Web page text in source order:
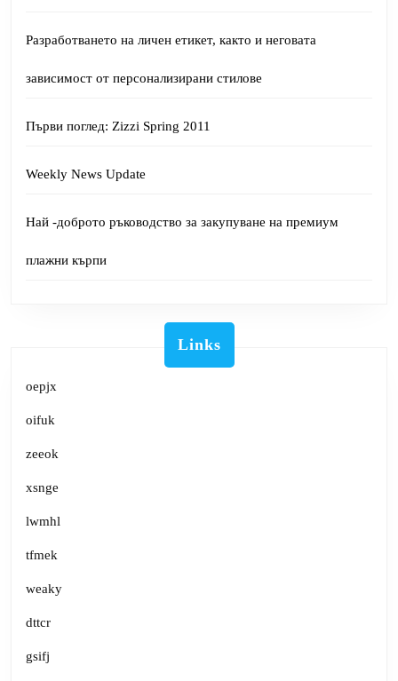
Разработването на личен етикет, както и неговата
зависимост от персонализирани стилове
Първи поглед: Zizzi Spring 2011
Weekly News Update
Най -доброто ръководство за закупуване на премиум
плажни кърпи
Links
oepjx
oifuk
zeeok
xsnge
lwmhl
tfmek
weaky
dttcr
gsifj